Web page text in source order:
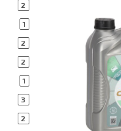
2
1
2
2
1
3
2